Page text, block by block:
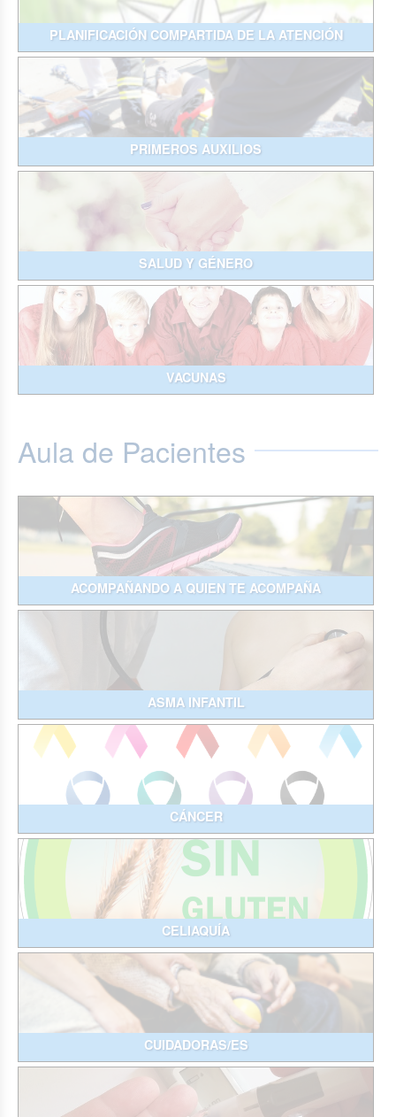
PLANIFICACIÓN COMPARTIDA DE LA ATENCIÓN
PRIMEROS AUXILIOS
SALUD Y GÉNERO
VACUNAS
Aula de Pacientes
ACOMPAÑANDO A QUIEN TE ACOMPAÑA
ASMA INFANTIL
CÁNCER
CELIAQUÍA
CUIDADORAS/ES